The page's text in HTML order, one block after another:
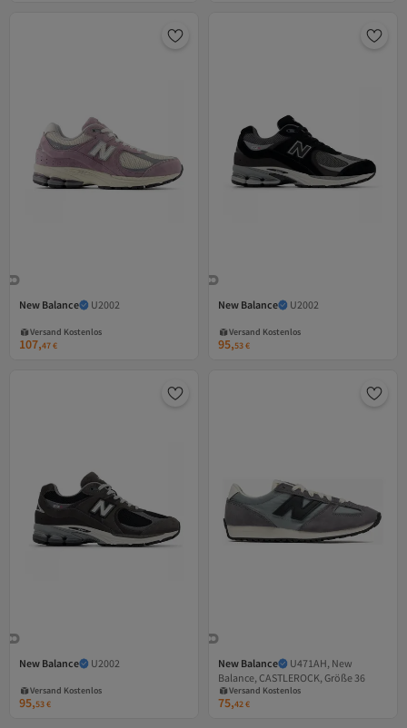
New Balance U2002
Versand Kostenlos
Versand Kostenlos
107,47€
New Balance U2002
Versand Kostenlos
Versand Kostenlos
95,53€
New Balance U2002
Versand Kostenlos
Versand Kostenlos
95,53€
New Balance
U471AH, New
Balance, CASTLEROCK, Größe 36
Versand Kostenlos
Gratis Versand
Versand Kostenlos
75,42€